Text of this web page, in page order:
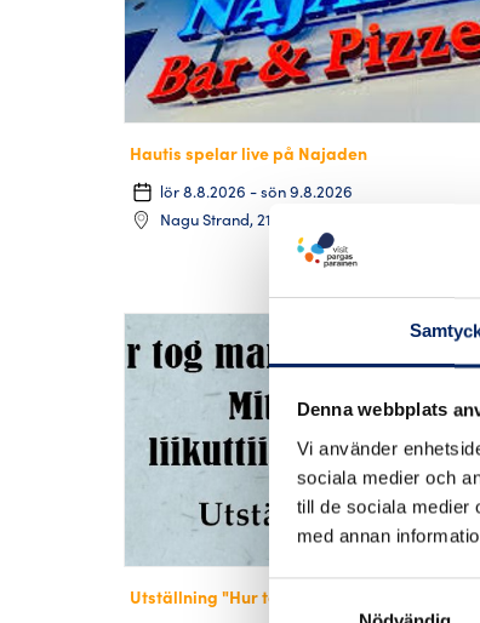
Denna webbplats
Vi använder
sociala medier och
till de sociala medier
med annan
Hautis spelar live på Najaden
lör 8.8.2026 - sön 9.8.2026
Nagu Strand, 21660 Parainen
Utställning "Hur tog man sig fram i Nagu